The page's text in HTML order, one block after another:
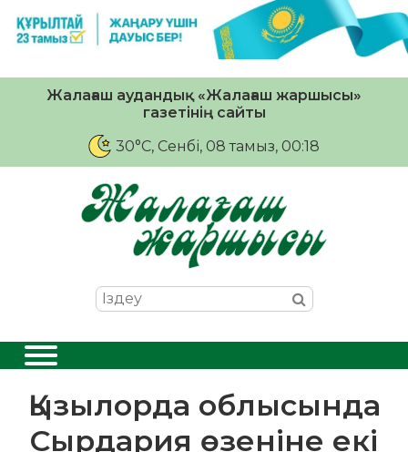
Жалағаш аудандық «Жалағаш жаршысы»
газетінің сайты
30°C, Сенбі, 08 тамыз, 00:18
Қызылорда облысында
Сырдария өзеніне екі